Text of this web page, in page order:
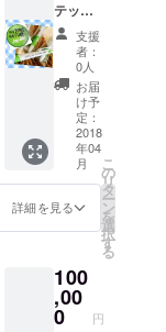
テッ
カー、
オリジ
ナル
ボール
ペン5
本、僕
らの声
冊子を
20部を
お届け
しま
す！
支援
者：
0人
お届
け予
定：
2018
年04
月
詳細を見る
こ
の
リ
タ
ー
ン
を
選
択
す
る
100
,00
0 円